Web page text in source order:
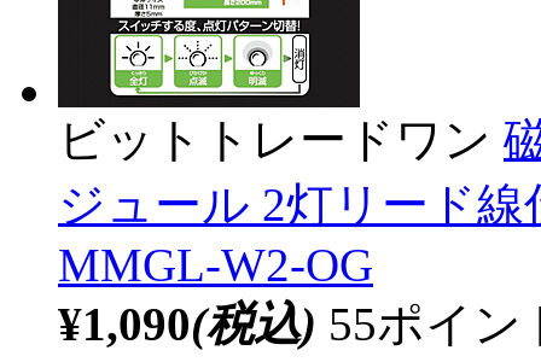
ビットトレードワン
ジュール 2灯リード
MMGL-W2-OG
¥1,090(税込) 55ポイ